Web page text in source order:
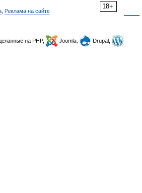
18+
Реклама на сайте
на PHP, Joomla,
Drupal,